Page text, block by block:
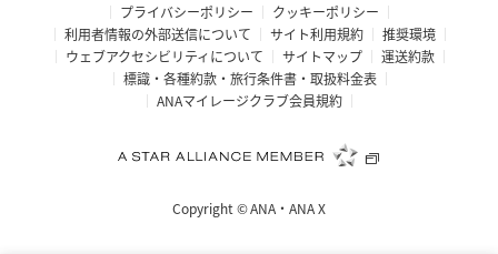
・表示金額と空席状況は最新ではない場合があります。[検索す
る]ボタンより最新の空席照会結果をご確認ください。
・「＊」は現在金額が確認できない都市・日付となります。空席
照会結果画面にて最新の情報をご確認ください。
その他の各種税金、料金などが含まれます。発券時に再計算する
ため、変動する可能性があります。
賃が表示される場合があります。
・ANA独自の相互利用可能空港(福岡/北九州/佐賀、広島/岩国)は
プライバシーポリシー
クッキーポリシー
利用者情報の外部送信について
サイト利用規約
推奨環境
ウェブアクセシビリティについて
サイトマップ
運送約款
標識・各種約款・旅行条件書・取扱料金表
ANAマイレージクラブ会員規約
Copyright ©ANA・ANA X